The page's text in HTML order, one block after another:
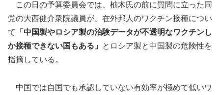
この日の予算委員会では、柚木氏の前に質問に立った同
党の大西健介衆院議員が、在外邦人のワクチン接種につい
て
「中国製やロシア製の治験データが不透明なワクチンし
か接種できない国もある」
とロシア製と中国製の危険性を
指摘している。
中国では自国でも承認していない有効率が極めて低いワ